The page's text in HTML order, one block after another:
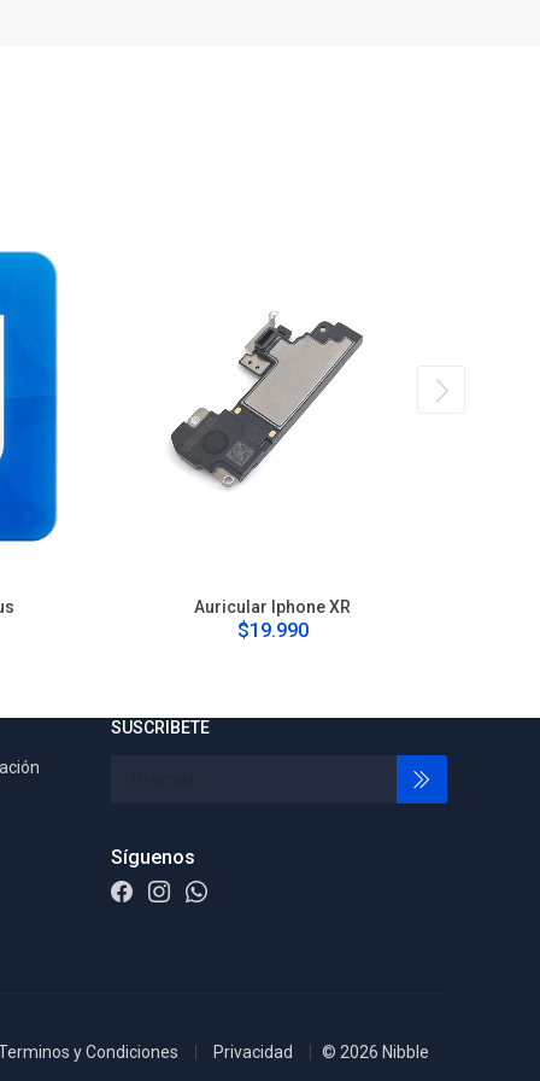
Auricular Iphone XR
$19.990
SUSCRIBETE
Síguenos
y Condiciones Privacidad © 2026 Nibble